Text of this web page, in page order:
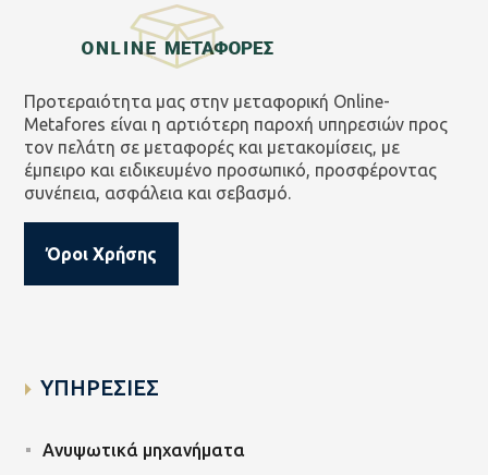
Προτεραιότητα μας στην μεταφορική Online-
Metafores είναι η αρτιότερη παροχή υπηρεσιών προς
τον πελάτη σε μεταφορές και μετακομίσεις, με
έμπειρο και ειδικευμένο προσωπικό, προσφέροντας
συνέπεια, ασφάλεια και σεβασμό.
Όροι Χρήσης
ΥΠΗΡΕΣΙΕΣ
Ανυψωτικά μηχανήματα